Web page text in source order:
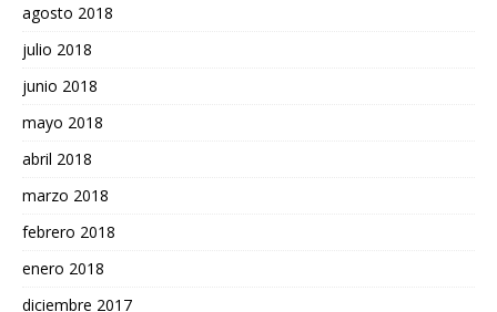
agosto 2018
julio 2018
junio 2018
mayo 2018
abril 2018
marzo 2018
febrero 2018
enero 2018
diciembre 2017